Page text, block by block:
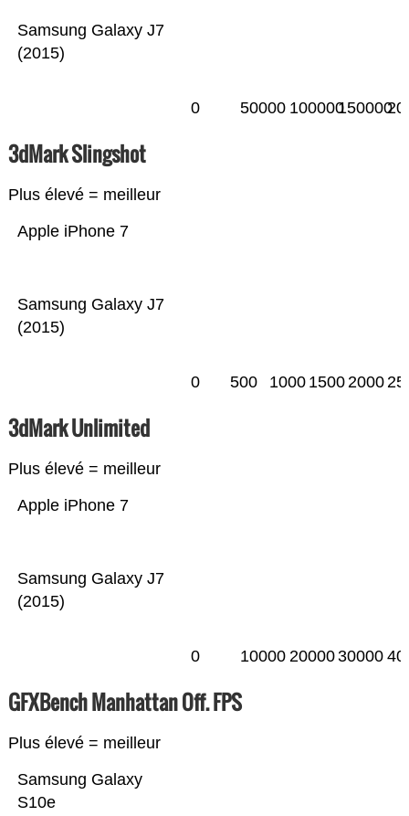
Samsung Galaxy J7
(2015)
0 50000 100000150000
3dMark Slingshot
Plus élevé = meilleur
Samsung Galaxy J7
(2015)
Apple iPhone 7
0 500 1000 15002000
3dMark Unlimited
Plus élevé = meilleur
Samsung Galaxy J7
(2015)
Apple iPhone 7
0 10000 2000030000
GFXBench Manhattan Off. FPS
Plus élevé = meilleur
Samsung Galaxy
S10e